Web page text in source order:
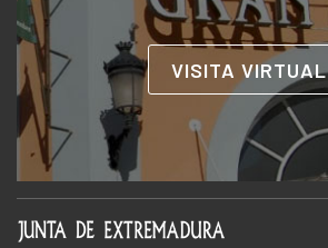
VISITA VIRTUAL